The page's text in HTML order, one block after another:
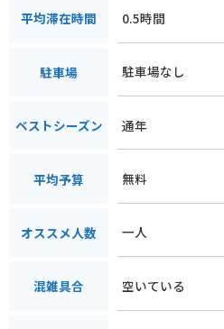
平均滞在時間 0.5時間
駐車場 駐車場なし
ベストシーズン 通年
平均予算 無料
オススメ人数 一人
混雑具合 空いている